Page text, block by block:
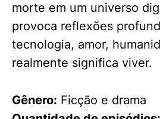
morte em um universo
provoca reflexões
tecnologia, amor,
realmente significa viver.
Gênero: Ficção e drama